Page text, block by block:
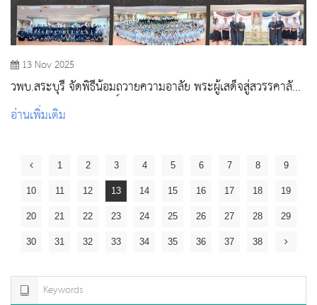
13 Nov 2025
วพบ.สระบุรี จัดพิธีน้อมถวายความอาลัย พระผู้เสด็จสู่สวรรคาลัย
สมเด็จพระนางเจ้าสิริกิติ์ พระบรมราชินีนาถ พระบรมราชชนนี
พันปีหลวง
อ่านเพิ่มเติม
1 2 3 4 5 6 7 8 9
10 11 12 13 14 15 16 17 18 19
20 21 22 23 24 25 26 27 28 29
30 31 32 33 34 35 36 37 38